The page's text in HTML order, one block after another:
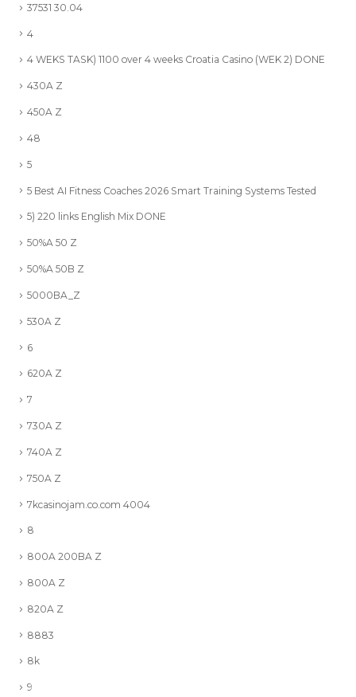
37531 30.04
4
4 WEKS TASK) 1100 over 4 weeks Croatia Casino (WEK 2) DONE
430A Z
450A Z
48
5
5 Best AI Fitness Coaches 2026 Smart Training Systems Tested
5) 220 links English Mix DONE
50%A 50 Z
50%A 50B Z
5000BA_Z
530A Z
6
620A Z
7
730A Z
740A Z
750A Z
7kcasinojam.co.com 4004
8
800A 200BA Z
800A Z
820A Z
8883
8k
9